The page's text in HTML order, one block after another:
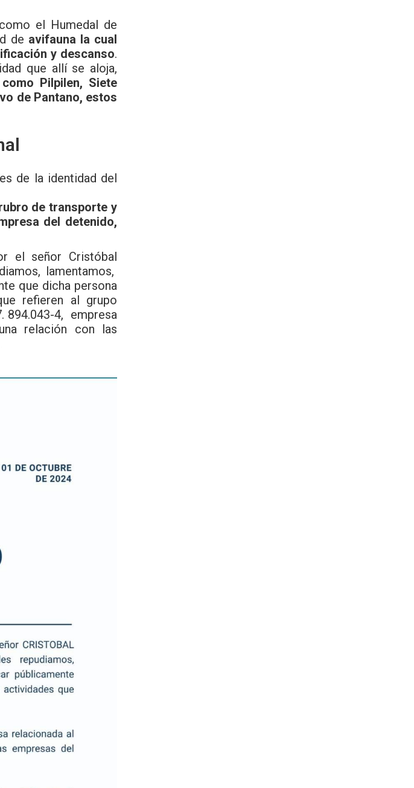
el Humedal de
de avifauna la cual
y descanso.
que allí se aloja,
Pilpilen, Siete
de Pantano, estos
de la identidad del
de transporte y
del detenido,
el señor Cristóbal
lamentamos,
que dicha persona
refieren al grupo
894.043-4, empresa
relación con las